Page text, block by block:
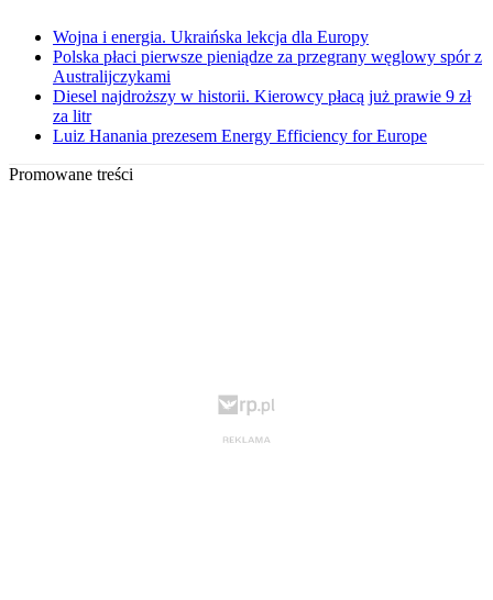
Wojna i energia. Ukraińska lekcja dla Europy
Polska płaci pierwsze pieniądze za przegrany węglowy spór z
Australijczykami
Diesel najdroższy w historii. Kierowcy płacą już prawie 9 zł
za litr
Luiz Hanania prezesem Energy Efficiency for Europe
Promowane treści